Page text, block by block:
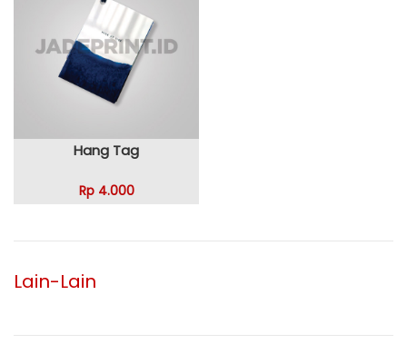
Hang Tag
Rp 4.000
Lain-Lain